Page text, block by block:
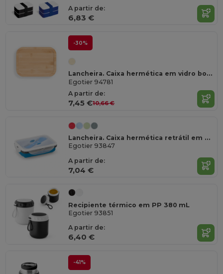
A partir de:
6,83 €
-30%
Lancheira. Caixa hermética em vidro borossilicato e tampa em bambu 1000 mL
Egotier 94781
A partir de:
7,45 €10,66 €
Lancheira. Caixa hermética retrátil em silicone e PP 640 mL
Egotier 93847
A partir de:
7,04 €
Recipiente térmico em PP 380 mL
Egotier 93851
A partir de:
6,40 €
-41%